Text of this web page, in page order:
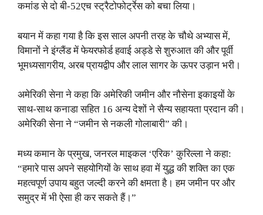
कमांड से दो बी-52एच स्ट्रैटोफोर्ट्रेस को बचा लिया।
बयान में कहा गया है कि इस साल अपनी तरह के चौथे अभ्यास में,
विमानों ने इंग्लैंड में फेयरफोर्ड हवाई अड्डे से शुरुआत की और पूर्वी
भूमध्यसागरीय, अरब प्रायद्वीप और लाल सागर के ऊपर उड़ान भरी।
अमेरिकी सेना ने कहा कि अमेरिकी जमीन और नौसेना इकाइयों के
साथ-साथ कनाडा सहित 16 अन्य देशों ने सैन्य सहायता प्रदान की।
अमेरिकी सेना ने “जमीन से नकली गोलाबारी” की।
मध्य कमान के प्रमुख, जनरल माइकल ‘एरिक’ कुरिल्ला ने कहा:
“हमारे पास अपने सहयोगियों के साथ हवा में युद्ध की शक्ति का एक
महत्वपूर्ण उपाय बहुत जल्दी करने की क्षमता है। हम जमीन पर और
समुद्र में भी ऐसा ही कर सकते हैं।”